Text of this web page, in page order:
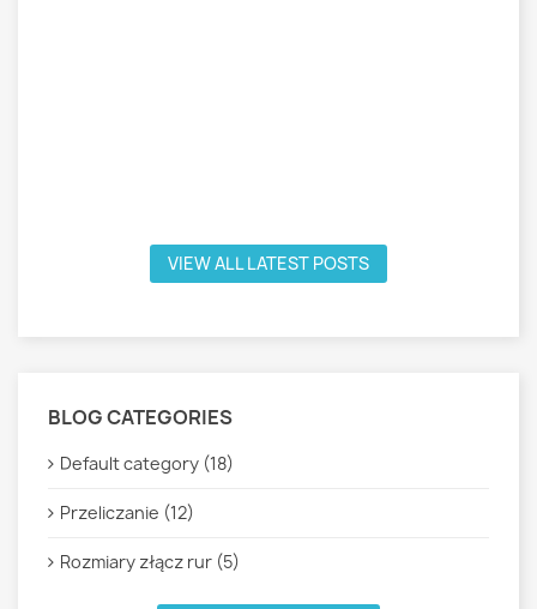
VIEW ALL LATEST POSTS
BLOG CATEGORIES
Default category (18)
Przeliczanie (12)
Rozmiary złącz rur (5)